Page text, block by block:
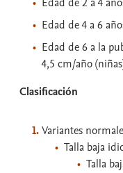
Edad de 4 a 6
Edad de 6 a la
4,5 cm/año
Clasificación
Variantes
Talla baja
Talla